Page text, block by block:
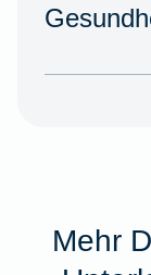
Mehr